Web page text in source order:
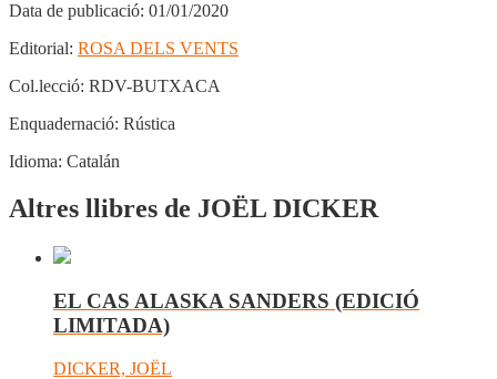
Data de publicació: 01/01/2020
Editorial: ROSA DELS VENTS
Col.lecció: RDV-BUTXACA
Enquadernació: Rústica
Idioma: Catalán
Altres llibres de JOËL DICKER
EL CAS ALASKA SANDERS (EDICIÓ
LIMITADA)
DICKER, JOËL